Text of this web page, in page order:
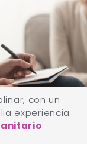
con un
experiencia
.